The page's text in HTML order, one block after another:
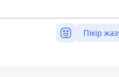
Пікір